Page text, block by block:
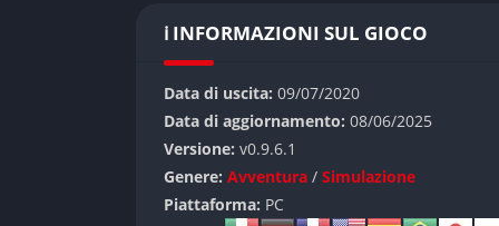
👉 Caratteristiche principali
Uno degli aspetti più apprezzati diWobbly
esplorabile e ricco di segreti, oggetti
muoversi a piedi, utilizzare veicoli oppure
Il giocatore può cimentarsi in numerosi
ℹ️ INFORMAZIONI SUL GIOCO
Data di uscita: 09/07/2020
Data di aggiornamento: 08/06/2025
Versione: v0.9.6.1
Genere: Avventura / Simulazione
Piattaforma: PC